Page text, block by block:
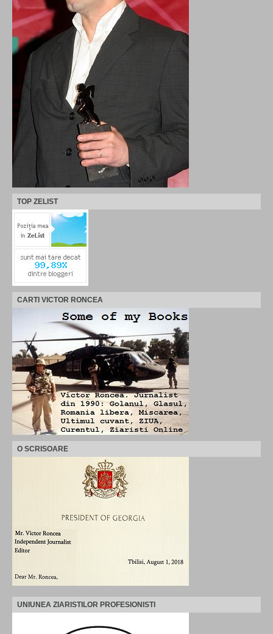
TOP ZELIST
CARTI VICTOR RONCEA
O SCRISOARE
UNIUNEA ZIARISTILOR PROFESIONISTI